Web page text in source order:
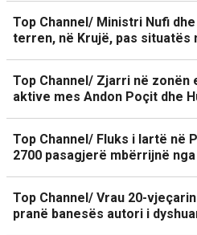
Top Channel/ Ministri Nufi
terren, në Krujë, pas situatës
Top Channel/ Zjarri në zonën
aktive mes Andon Poçit dhe
Top Channel/ Fluks i lartë në
2700 pasagjerë mbërrijnë
Top Channel/ Vrau 20-
pranë banesës autori i